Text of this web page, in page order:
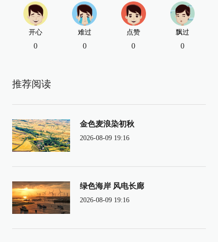
开心
0
难过
0
点赞
0
飘过
0
推荐阅读
金色麦浪染初秋
2026-08-09 19:16
绿色海岸 风电长廊
2026-08-09 19:16